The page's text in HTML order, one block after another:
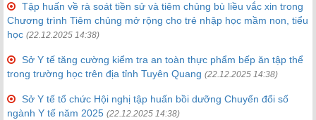
Tập huấn về rà soát tiền sử và tiêm chủng bù liều vắc xin trong
Chương trình Tiêm chủng mở rộng cho trẻ nhập học mầm non, tiểu
học (22.12.2025 14:38)
Sở Y tế tăng cường kiểm tra an toàn thực phẩm bếp ăn tập thể
trong trường học trên địa tỉnh Tuyên Quang (22.12.2025 14:38)
Sở Y tế tổ chức Hội nghị tập huấn bồi dưỡng Chuyển đổi số
ngành Y tế năm 2025 (22.12.2025 14:38)